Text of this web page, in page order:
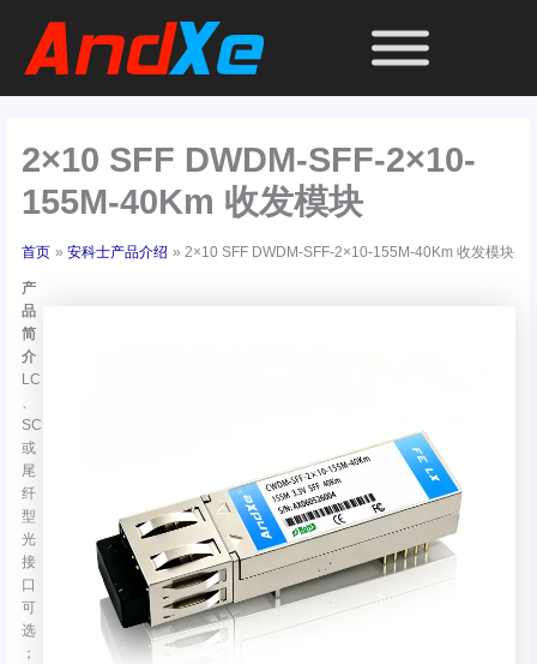
2×10 SFF DWDM-SFF-2×10-
155M-40Km 收发模块
首页 安科士产品介绍 2×10 SFF DWDM-SFF-2×10-155M-40Km 收发模块
产
品
简
介
LC
、
SC
或
尾
纤
型
光
接
口
可
选
；